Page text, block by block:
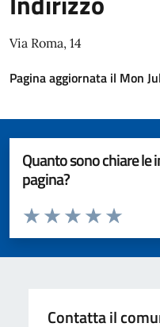
Via Roma, 14
Pagina aggiornata il Mon
Quanto sono chiare
pagina?
Valuta da 1 a 5 stelle la pagina
Valuta 5
Valuta 4
Valuta 3 stelle su
Valuta 2 stelle su 5
Valuta 1 stelle su 5
Contatta il